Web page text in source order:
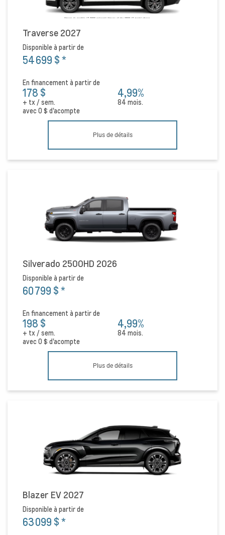
Traverse 2027
Disponible à partir de
54 699 $*
En financement à partir de
178 $
+ tx / sem.
4,99%
84 mois.
avec0 $ d'acompte
Plus de détails
Silverado 2500HD 2026
Disponible à partir de
60 799 $*
En financement à partir de
198 $
+ tx / sem.
4,99%
84 mois.
avec0 $ d'acompte
Plus de détails
Blazer EV 2027
Disponible à partir de
63 099 $*